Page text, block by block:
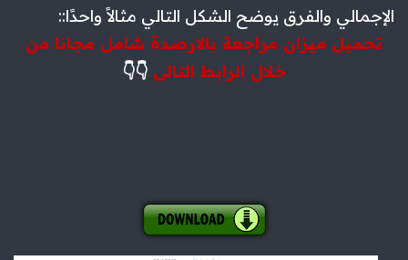
الإجمالي والفرق يوضح الشكل التالي مثالاً واحدًا::
تحميل ميزان مراجعة بالارصدة شامل مجانا من
خلال الرابط التالى 👇👇